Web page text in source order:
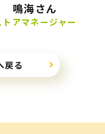
鳴海さん
トアマネージャー
戻る